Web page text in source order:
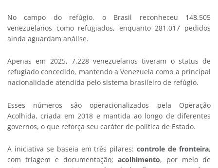
No campo do refúgio, o Brasil reconheceu 148.505
venezuelanos como refugiados, enquanto 281.017 pedidos
ainda aguardam análise.
Apenas em 2025, 7.228 venezuelanos tiveram o status de
refugiado concedido, mantendo a Venezuela como a principal
nacionalidade atendida pelo sistema brasileiro de refúgio.
Esses números são operacionalizados pela Operação
Acolhida, criada em 2018 e mantida ao longo de diferentes
governos, o que reforça seu caráter de política de Estado.
A iniciativa se baseia em três pilares:controle de fronteira,
com triagem e documentação; acolhimento, por meio de